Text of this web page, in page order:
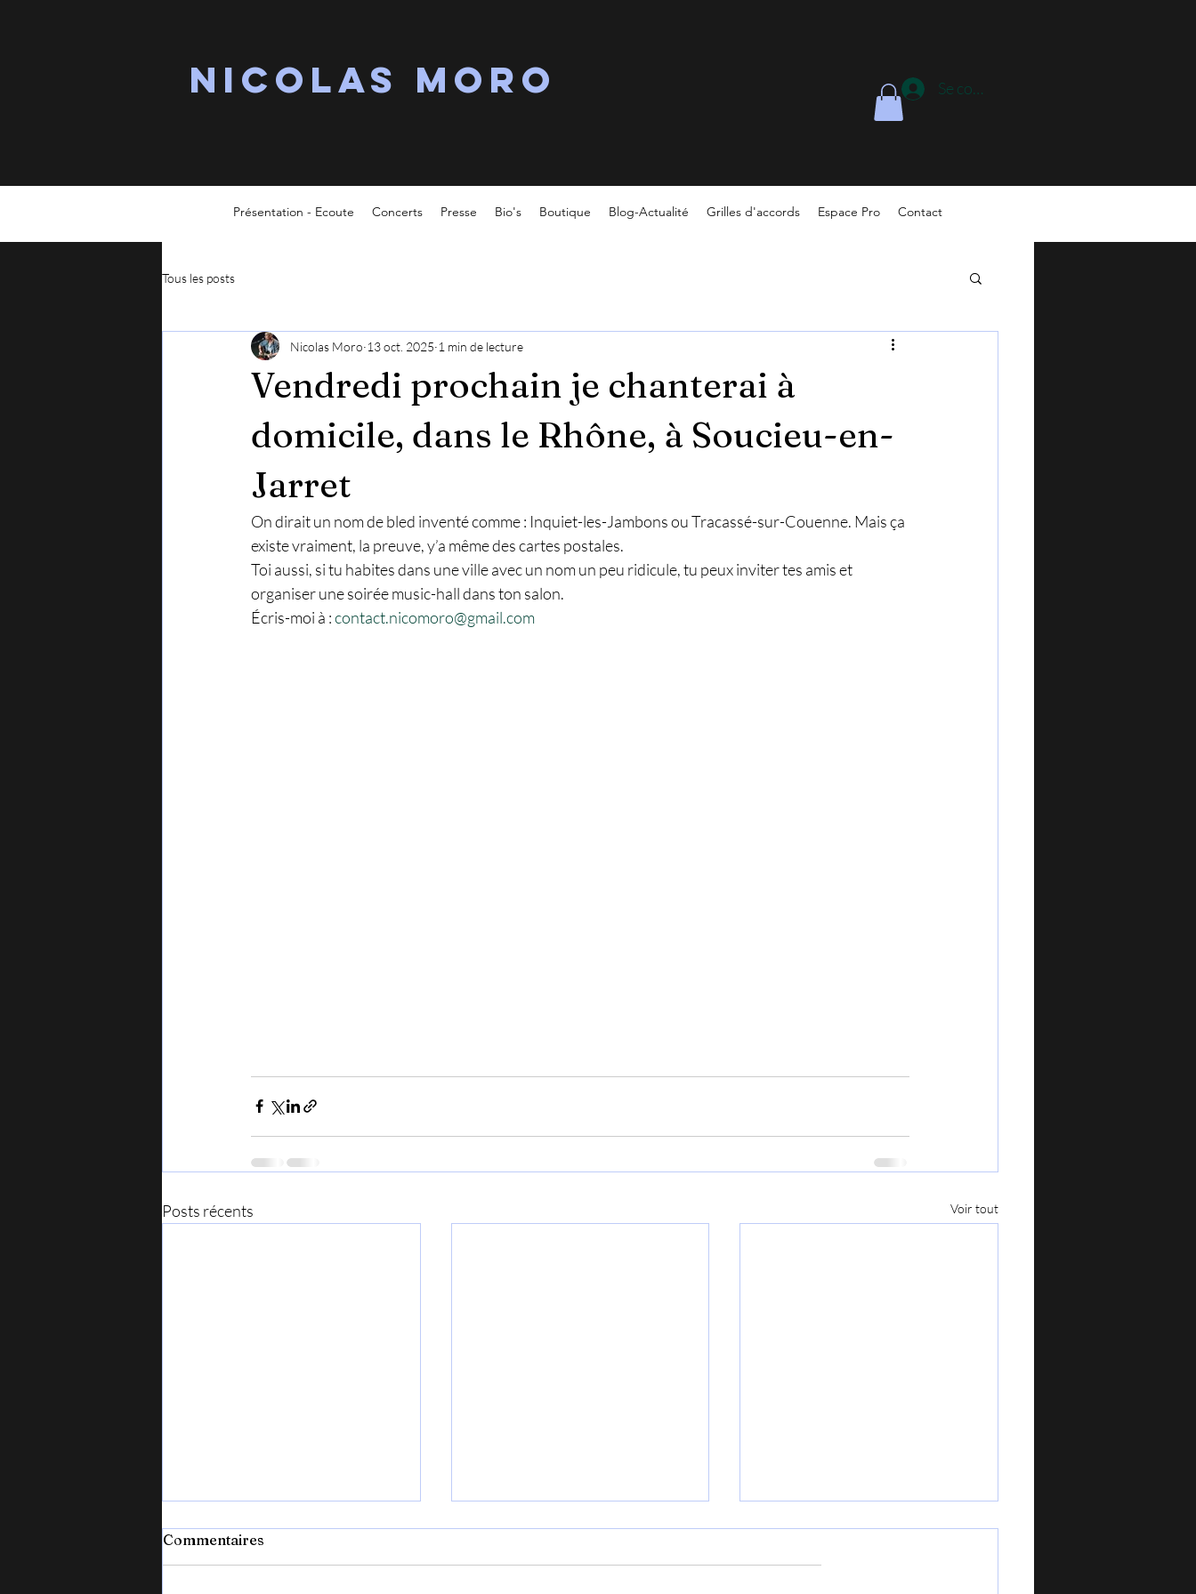
Nicolas MORO Se connecter
Présentation - Ecoute Concerts Presse Bio's Boutique Blog-Actualité Grilles d'accords Espace Pro Contact
Tous les posts
Vendredi prochain je chanterai à
domicile, dans le Rhône, à Soucieu-en-
Jarret
Nicolas Moro 13 oct. 2025 1 min de lecture
On dirait un nom de bled inventé comme : Inquiet-les-Jambons ou Tracassé-sur-Couenne. Mais ça
existe vraiment, la preuve, y’a même des cartes postales.
Toi aussi, si tu habites dans une ville avec un nom un peu ridicule, tu peux inviter tes amis et
organiser une soirée music-hall dans ton salon.
Écris-moi à : contact.nicomoro@gmail.com
Posts récents Voir tout
Commentaires